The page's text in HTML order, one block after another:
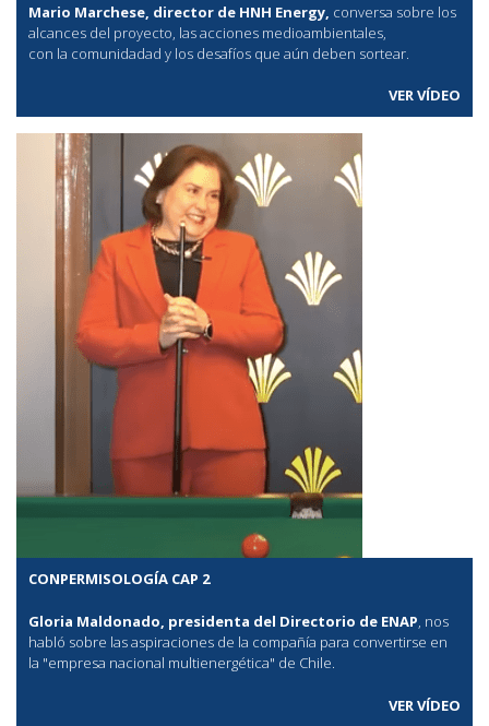
Mario Marchese, director de HNH Energy, conversa sobre los
alcances del proyecto, las acciones medioambientales,
con la comunidadad y los desafíos que aún deben sortear.
VER VÍDEO
CONPERMISOLOGÍA CAP 2
Gloria Maldonado, presidenta del Directorio de ENAP, nos
habló sobre las aspiraciones de la compañía para convertirse en
la "empresa nacional multienergética" de Chile.
VER VÍDEO